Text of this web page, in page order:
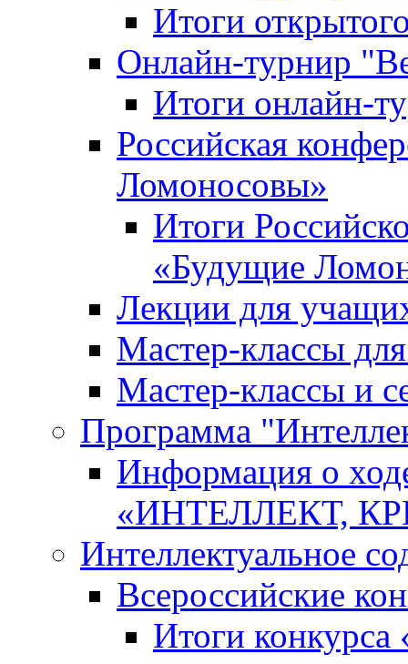
Итоги
Онлайн-турнир
Итоги онлайн-
Российская
Ломоносовы»
Итоги
«Будущие
Лекции для
Мастер-классы
Мастер-классы и
Программа
Информация о
«ИНТЕЛЛЕКТ,
Интеллектуальное
Всероссийские
Итоги конкурса